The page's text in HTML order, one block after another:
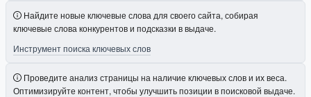
Найдите новые ключевые слова для своего сайта, собирая
ключевые слова конкурентов и подсказки в выдаче.
Инструмент поиска ключевых слов
Проведите анализ страницы на наличие ключевых слов и их веса.
Оптимизируйте контент, чтобы улучшить позиции в поисковой выдаче.